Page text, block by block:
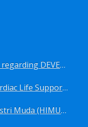
Frequently Asked Questions regarding DEVELOP Training Center
Sertifikasi ACLS (Advance Cardiac Life Support) BNSP
Sertifikasi Ahli Hygiene Industri Muda (HIMU) BNSP